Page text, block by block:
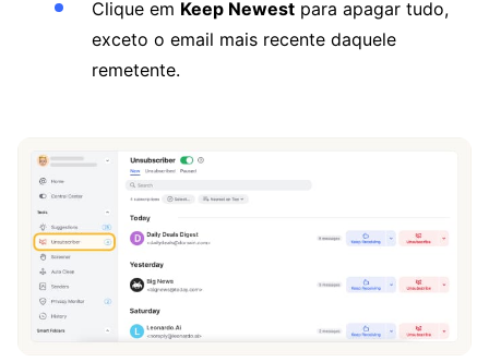
Clique em Keep Newest para apagar tudo,
exceto o email mais recente daquele
remetente.